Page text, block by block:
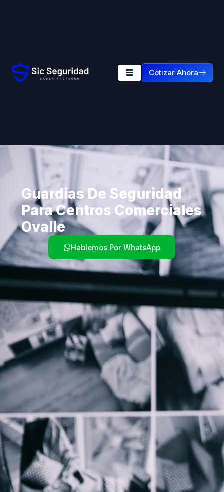
Cotizar Ahora
Guardias De Seguridad
Para Centros Comerciales
Ovalle
Hablemos Por WhatsApp